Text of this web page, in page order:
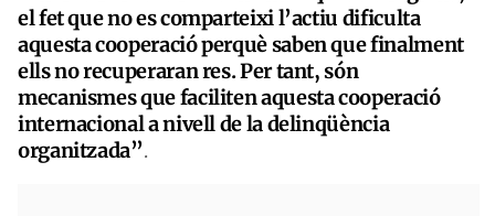
el fet que no es comparteixi l’actiu dificulta
aquesta cooperació perquè saben que finalment
ells no recuperaran res. Per tant, són
mecanismes que faciliten aquesta cooperació
internacional a nivell de la delinqüència
organitzada”.